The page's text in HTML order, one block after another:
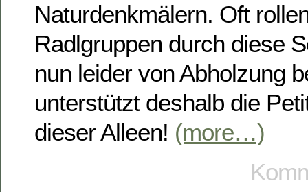
Naturdenkmälern. Oft
Radlgruppen durch diese
nun leider von Abholzung
unterstützt deshalb die
dieser Alleen! (more…)